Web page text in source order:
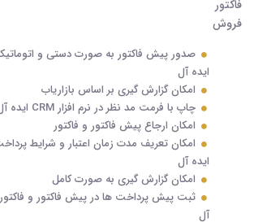
ایده آل
امکان گزارش گیری بر اساس بازاریاب
چاپ با فرمت مد نظر در نرم افزار CRM ایده آل
امکان ارجاع پیش فاکتور و فاکتور
ایده آل
امکان گزارش گیری به صورت کامل
آل